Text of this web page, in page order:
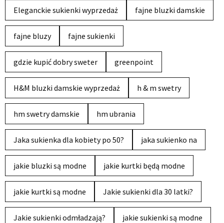
Eleganckie sukienki wyprzedaż fajne bluzki damskie
fajne bluzy fajne sukienki
gdzie kupić dobry sweter greenpoint
H&M bluzki damskie wyprzedaż h & m swetry
hm swetry damskie hm ubrania
Jaka sukienka dla kobiety po 50? jaka sukienko na
jakie bluzki są modne jakie kurtki będą modne
jakie kurtki są modne Jakie sukienki dla 30 latki?
Jakie sukienki odmładzają? jakie sukienki są modne